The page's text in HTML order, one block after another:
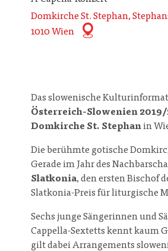
Domkirche St. Stephan,
1010 Wien
Das slowenische
Österreich-Slowenien 2019/
Domkirche St. Stephanin
Die berühmte gotische
Gerade im Jahr des
Slatkonia, den ersten Bischof
Slatkonia-Preis für liturgische
Sechs junge Sängerinnen und
Cappella-Sextetts kennt kaum
gilt dabei Arrangements